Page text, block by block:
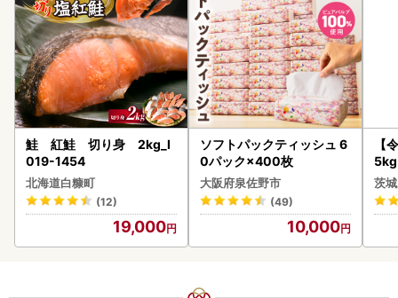
鮭 紅鮭 切り身 2kg_I
019-1454
北海道白糠町
(12)
19,000
ソフトパックティッシュ 6
0パック×400枚
大阪府泉佐野市
(49)
10,000
【
5kg
g x
町
茨